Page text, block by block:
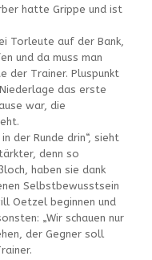
hatte Grippe und ist
Torleute auf der Bank,
und da muss man
der Trainer. Pluspunkt
das erste
war, die
der Runde drin“, sieht
denn so
haben sie dank
Selbstbewusstsein
Oetzel beginnen und
„Wir schauen nur
der Gegner soll